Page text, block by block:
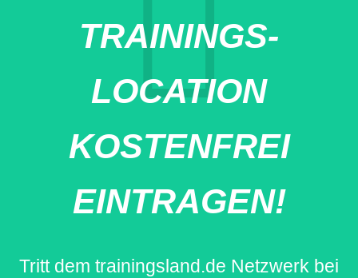
TRAININGS-
LOCATION
KOSTENFREI
EINTRAGEN!
Tritt dem trainingsland.de Netzwerk bei